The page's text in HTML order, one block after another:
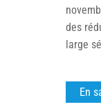
des
large
En